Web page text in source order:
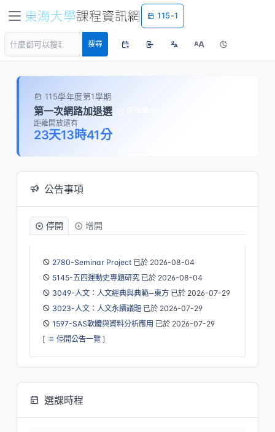
115-1
搜尋 AA
115學年度第1學期
第一次網路加退選
距離開放還有
23天13時41分
公告事項
停開 增開
2780-Seminar Project 已於 2026-08-04
5145-五四運動史專題研究 已於 2026-08-04
3049-人文：人文經典與典範─東方 已於 2026-07-29
3023-人文：人文永續議題 已於 2026-07-29
1597-SAS軟體與資料分析應用 已於 2026-07-29
[
停開公告一覽 ]
選課時程